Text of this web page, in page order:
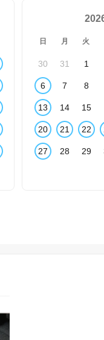
日 月 火
30 31 1
6 7 8
13 14 15
20 21 22
27 28 29